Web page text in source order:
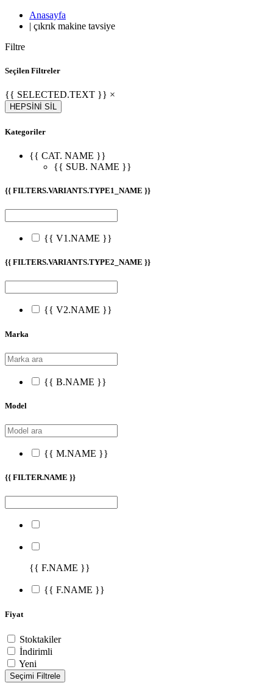
Anasayfa
| çıkrık makine tavsiye
Filtre
Seçilen Filtreler
{{ SELECTED.TEXT }} ×
HEPSİNİ SİL
Kategoriler
{{ CAT. NAME }}
{{ SUB. NAME }}
{{ FILTERS.VARIANTS.TYPE1_NAME }}
{{ V1.NAME }}
{{ FILTERS.VARIANTS.TYPE2_NAME }}
{{ V2.NAME }}
Marka
{{ B.NAME }}
Model
{{ M.NAME }}
{{ FILTER.NAME }}
{{ F.NAME }}
{{ F.NAME }}
Fiyat
Stoktakiler
İndirimli
Yeni
Seçimi Filtrele